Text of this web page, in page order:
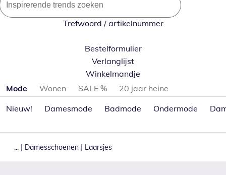
Trefwoord / artikelnummer
Bestelformulier
Verlanglijst
Winkelmandje
Productcategorieën overslaan
Mode Wonen SALE %
20 jaar heine
Nieuw!
Damesmode Badmode Ondermode
... | Damesschoenen | Laarsjes